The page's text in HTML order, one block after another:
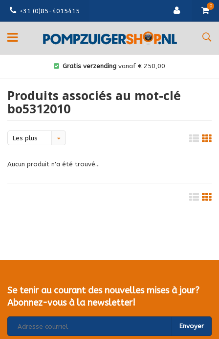
+31 (0)85-4015415
0
Gratis verzending vanaf € 250,00
Produits associés au mot-clé
bo5312010
Les plus
Aucun produit n'a été trouvé...
Se tenir au courant des nouvelles mises à jour?
Abonnez-vous à la newsletter!
Envoyer